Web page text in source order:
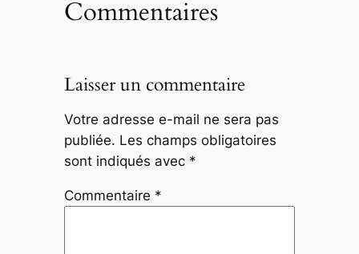
Commentaires
Laisser un commentaire
Votre adresse e-mail ne sera pas
publiée. Les champs obligatoires
sont indiqués avec *
Commentaire *